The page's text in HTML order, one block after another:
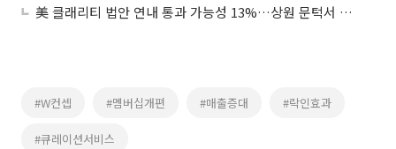
美 클래리티 법안 연내 통과 가능성 13%…상원 문턱서 제동
#W컨셉 #멤버십개편 #매출증대 #락인효과
#큐레이션서비스